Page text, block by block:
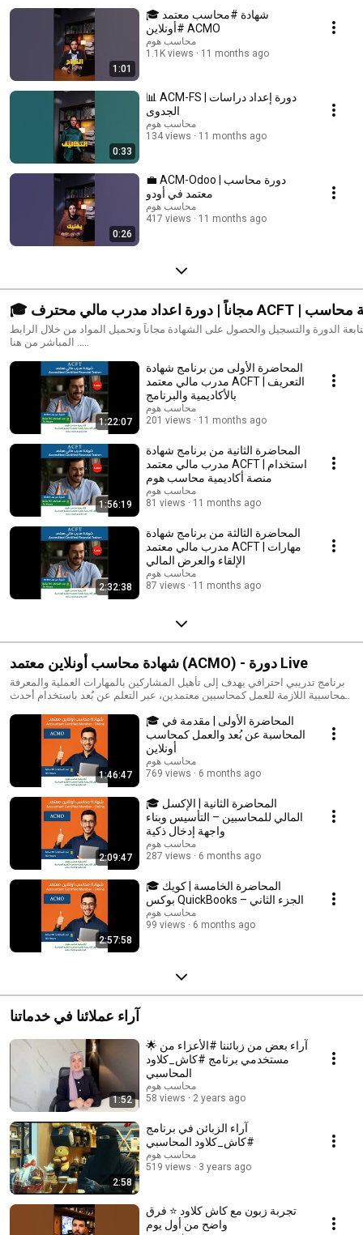
1:01
🎓 شهادة #محاسب معتمد
#أونلاين ACMO
محاسب هوم
1.1K views
11 months ago
0:33
📊 ACM-FS | دورة إعداد دراسات
الجدوى
محاسب هوم
134 views
11 months ago
0:26
💼 ACM-Odoo | دورة محاسب
معتمد في أودو
محاسب هوم
417 views
11 months ago
🎓 مجاناً | دورة اعداد مدرب مالي محترف ACFT | أكاديمية محاسب
هوم
الدورة والتسجيل والحصول على الشهادة مجاناً وتحميل المواد من خلال الرابط
المباشر من هنا ..
%D9%85%D8%AF%D8%B1%D8%A8-%D9%85%D8%A7%D9%84%D9%8A-
%D9%85%D8%B9%D8%AA%D9%85%D8%AF-acft-
%D8%AF%D9%88%D8%B1%D8%A9-live/23
1:22:07
المحاضرة الأولى من برنامج شهادة
مدرب مالي معتمد ACFT | التعريف
بالأكاديمية والبرنامج
محاسب هوم
201 views
11 months ago
1:56:19
المحاضرة الثانية من برنامج شهادة
مدرب مالي معتمد ACFT | استخدام
منصة أكاديمية محاسب هوم
محاسب هوم
81 views
11 months ago
2:32:38
المحاضرة الثالثة من برنامج شهادة
مدرب مالي معتمد ACFT | مهارات
الإلقاء والعرض المالي
محاسب هوم
87 views
11 months ago
شهادة محاسب أونلاين معتمد (ACMO) - دورة Live
برنامج تدريبي احترافي يهدف إلى تأهيل المشاركين بالمهارات العملية والمعرفة
المحاسبية اللازمة للعمل كمحاسبين معتمدين، عبر التعلم عن بُعد باستخدام أحدث
1:46:47
🎓 المحاضرة الأولى | مقدمة في
المحاسبة عن بُعد والعمل كمحاسب
أونلاين
محاسب هوم
769 views
6 months ago
2:09:47
🎓 المحاضرة الثانية | الإكسل
المالي للمحاسبين – التأسيس وبناء
واجهة إدخال ذكية
محاسب هوم
287 views
6 months ago
2:57:58
🎓 المحاضرة الخامسة | كويك
بوكس QuickBooks – الجزء الثاني
محاسب هوم
99 views
6 months ago
آراء عملائنا في خدماتنا
1:52
🌟 آراء بعض من زبائننا #الأعزاء من
مستخدمي برنامج #كاش_كلاود
المحاسبي
محاسب هوم
58 views
2 years ago
2:58
آراء الزبائن في برنامج
#كاش_كلاود المحاسبي
محاسب هوم
519 views
3 years ago
تجربة زبون مع كاش كلاود ⭐ فرق
واضح من أول يوم